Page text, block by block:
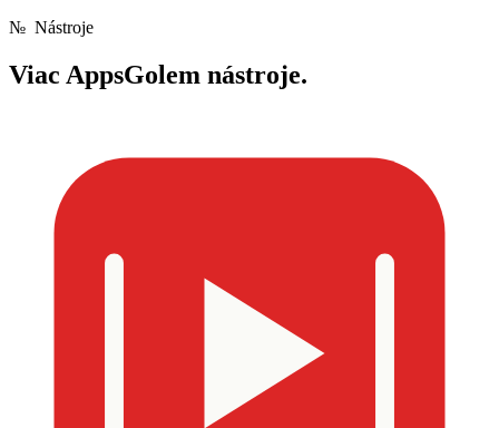
№ Nástroje
Viac AppsGolem nástroje.